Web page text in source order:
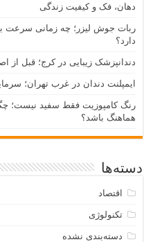
دهان، فک و کیفیت زندگی
ربات جوش لیزر؛ چه زمانی سرعت
دارد؟
دندانپزشک زیبایی در کرج؛ قبل از
ایمپلنت دندان در غرب تهران؛
رنگ کامپوزیت فقط سفید نیست؛
هماهنگ باشد؟
دسته‌ها
اقتصاد
تکنولوژی
دسته‌بندی نشده